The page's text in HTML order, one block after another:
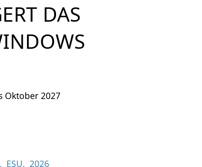
DAS
Oktober 2027
ESU 2026